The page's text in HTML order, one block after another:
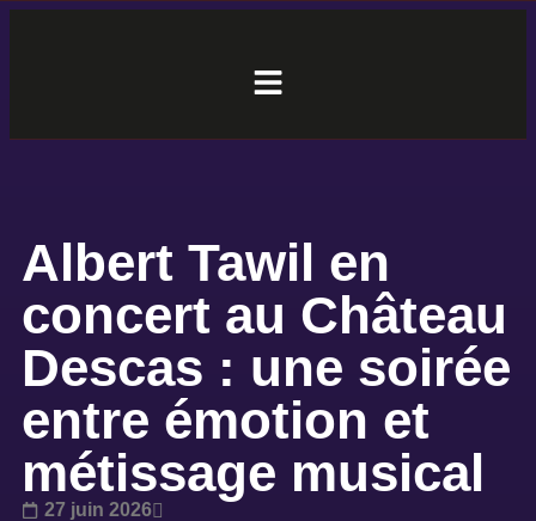
Albert Tawil en
concert au Château
Descas : une soirée
entre émotion et
métissage musical
27 juin 2026